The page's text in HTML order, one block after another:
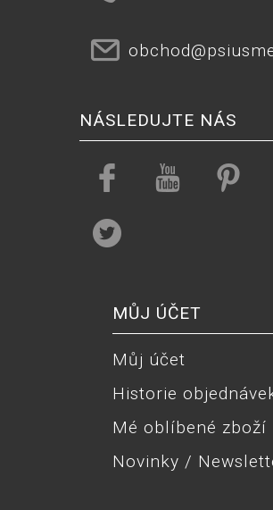
NÁSLEDUJTE NÁS
MŮJ ÚČET
Můj účet
Historie
Mé oblíbené zboží
Novinky /